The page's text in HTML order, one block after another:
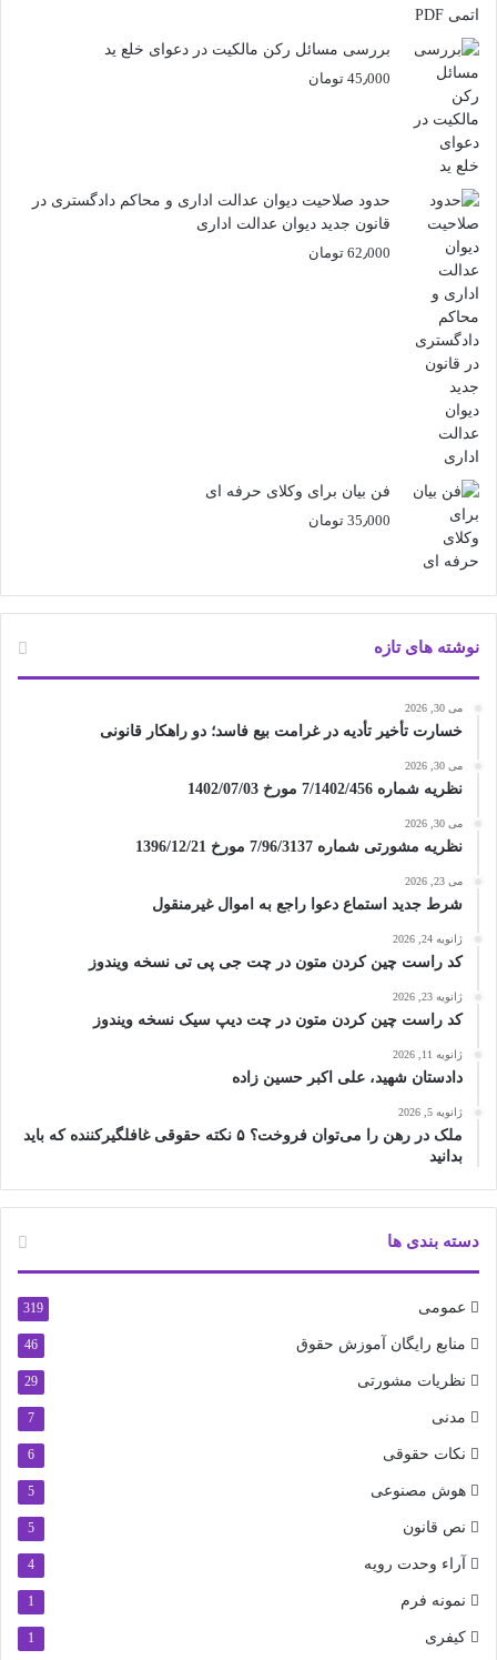
بررسی مسائل رکن مالکیت در دعوای خلع ید
45٫000 تومان
حدود صلاحیت دیوان عدالت اداری و محاکم دادگستری در
قانون جدید دیوان عدالت اداری
62٫000 تومان
فن بیان برای وکلای حرفه ای
35٫000 تومان
نوشته های تازه
می 30, 2026
خسارت تأخیر تأدیه در غرامت بیع فاسد؛ دو راهکار قانونی
می 30, 2026
نظریه شماره 7/1402/456 مورخ 1402/07/03
می 30, 2026
نظریه مشورتی شماره 7/96/3137 مورخ 1396/12/21
می 23, 2026
شرط جدید استماع دعوا راجع به اموال غیرمنقول
ژانویه 24, 2026
کد راست چین کردن متون در چت جی پی تی نسخه ویندوز
ژانویه 23, 2026
کد راست چین کردن متون در چت دیپ سیک نسخه ویندوز
ژانویه 11, 2026
دادستان شهید، علی اکبر حسین زاده
ژانویه 5, 2026
ملک در رهن را می‌توان فروخت؟ ۵ نکته حقوقی غافلگیرکننده که باید
بدانید
دسته بندی ها
عمومی 319
منابع رایگان آموزش حقوق 46
نظریات مشورتی 29
مدنی 7
نکات حقوقی 6
هوش مصنوعی 5
نص قانون 5
آراء وحدت رویه 4
نمونه فرم 1
کیفری 1